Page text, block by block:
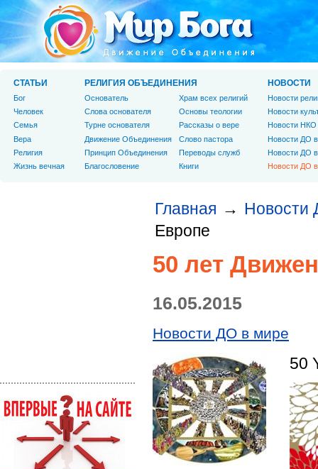
Главная → Новости
Европе
50 лет
16.05.2015
Новости ДО в мире
50
СТАТЬИ
Бог
Человек
Cемья
Вера
Религия
Жизнь вечная
РЕЛИГИЯ ОБЪЕДИНЕНИЯ
Основатель
Слова основателя
Турне основателя
Движение Объединения
Принцип Объединения
Благословение
Храм всех религий
Основы теологии
Рассказы о вере
Слово пастора
Переводы служб
Книги
НОВОСТИ
Новости
Новости
Новости НКО
Новости ДО
Новости ДО
Новости ДО